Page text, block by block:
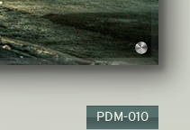
PDM-010